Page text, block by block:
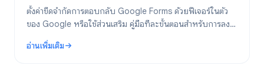
ตั้งค่าขีดจำกัดการตอบกลับ Google Forms ด้วยฟีเจอร์ในตัว
ของ Google หรือใช้ส่วนเสริม คู่มือทีละขั้นตอนสำหรับการลง
อ่านเพิ่มเติม
: Google Forms Response Limit: วิธีจำกัดจำนวนการตอบกลับใน